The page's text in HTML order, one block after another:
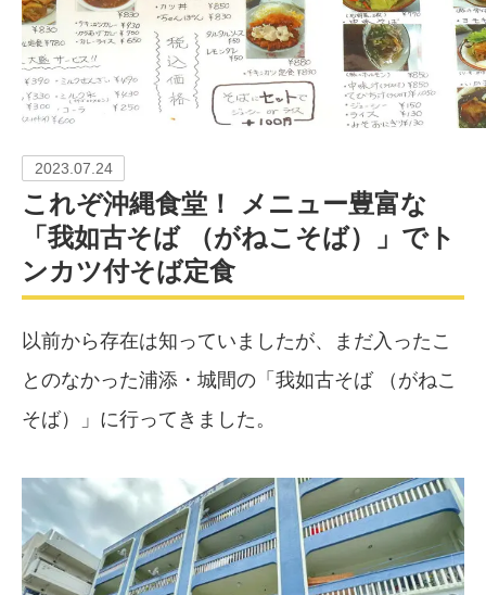
2023.07.24
これぞ沖縄食堂！ メニュー豊富な
「我如古そば （がねこそば）」でト
ンカツ付そば定食
以前から存在は知っていましたが、まだ入ったこ
とのなかった浦添・城間の「我如古そば （がねこ
そば）」に行ってきました。